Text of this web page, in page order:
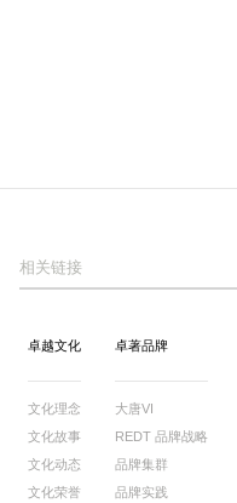
相关链接
卓越文化
文化理念
文化故事
文化动态
文化荣誉
卓著品牌
大唐VI
REDT 品牌战略
品牌集群
品牌实践